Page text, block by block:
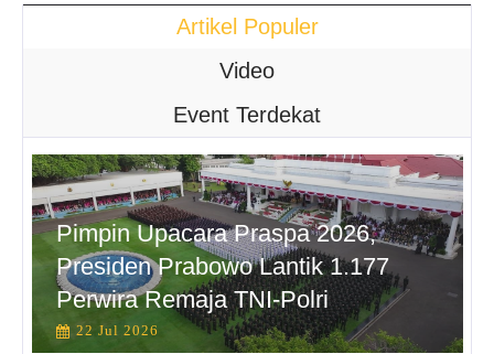
Artikel Populer
Video
Event Terdekat
Pimpin Upacara Praspa 2026,
Presiden Prabowo Lantik 1.177
Perwira Remaja TNI-Polri
22 Jul 2026